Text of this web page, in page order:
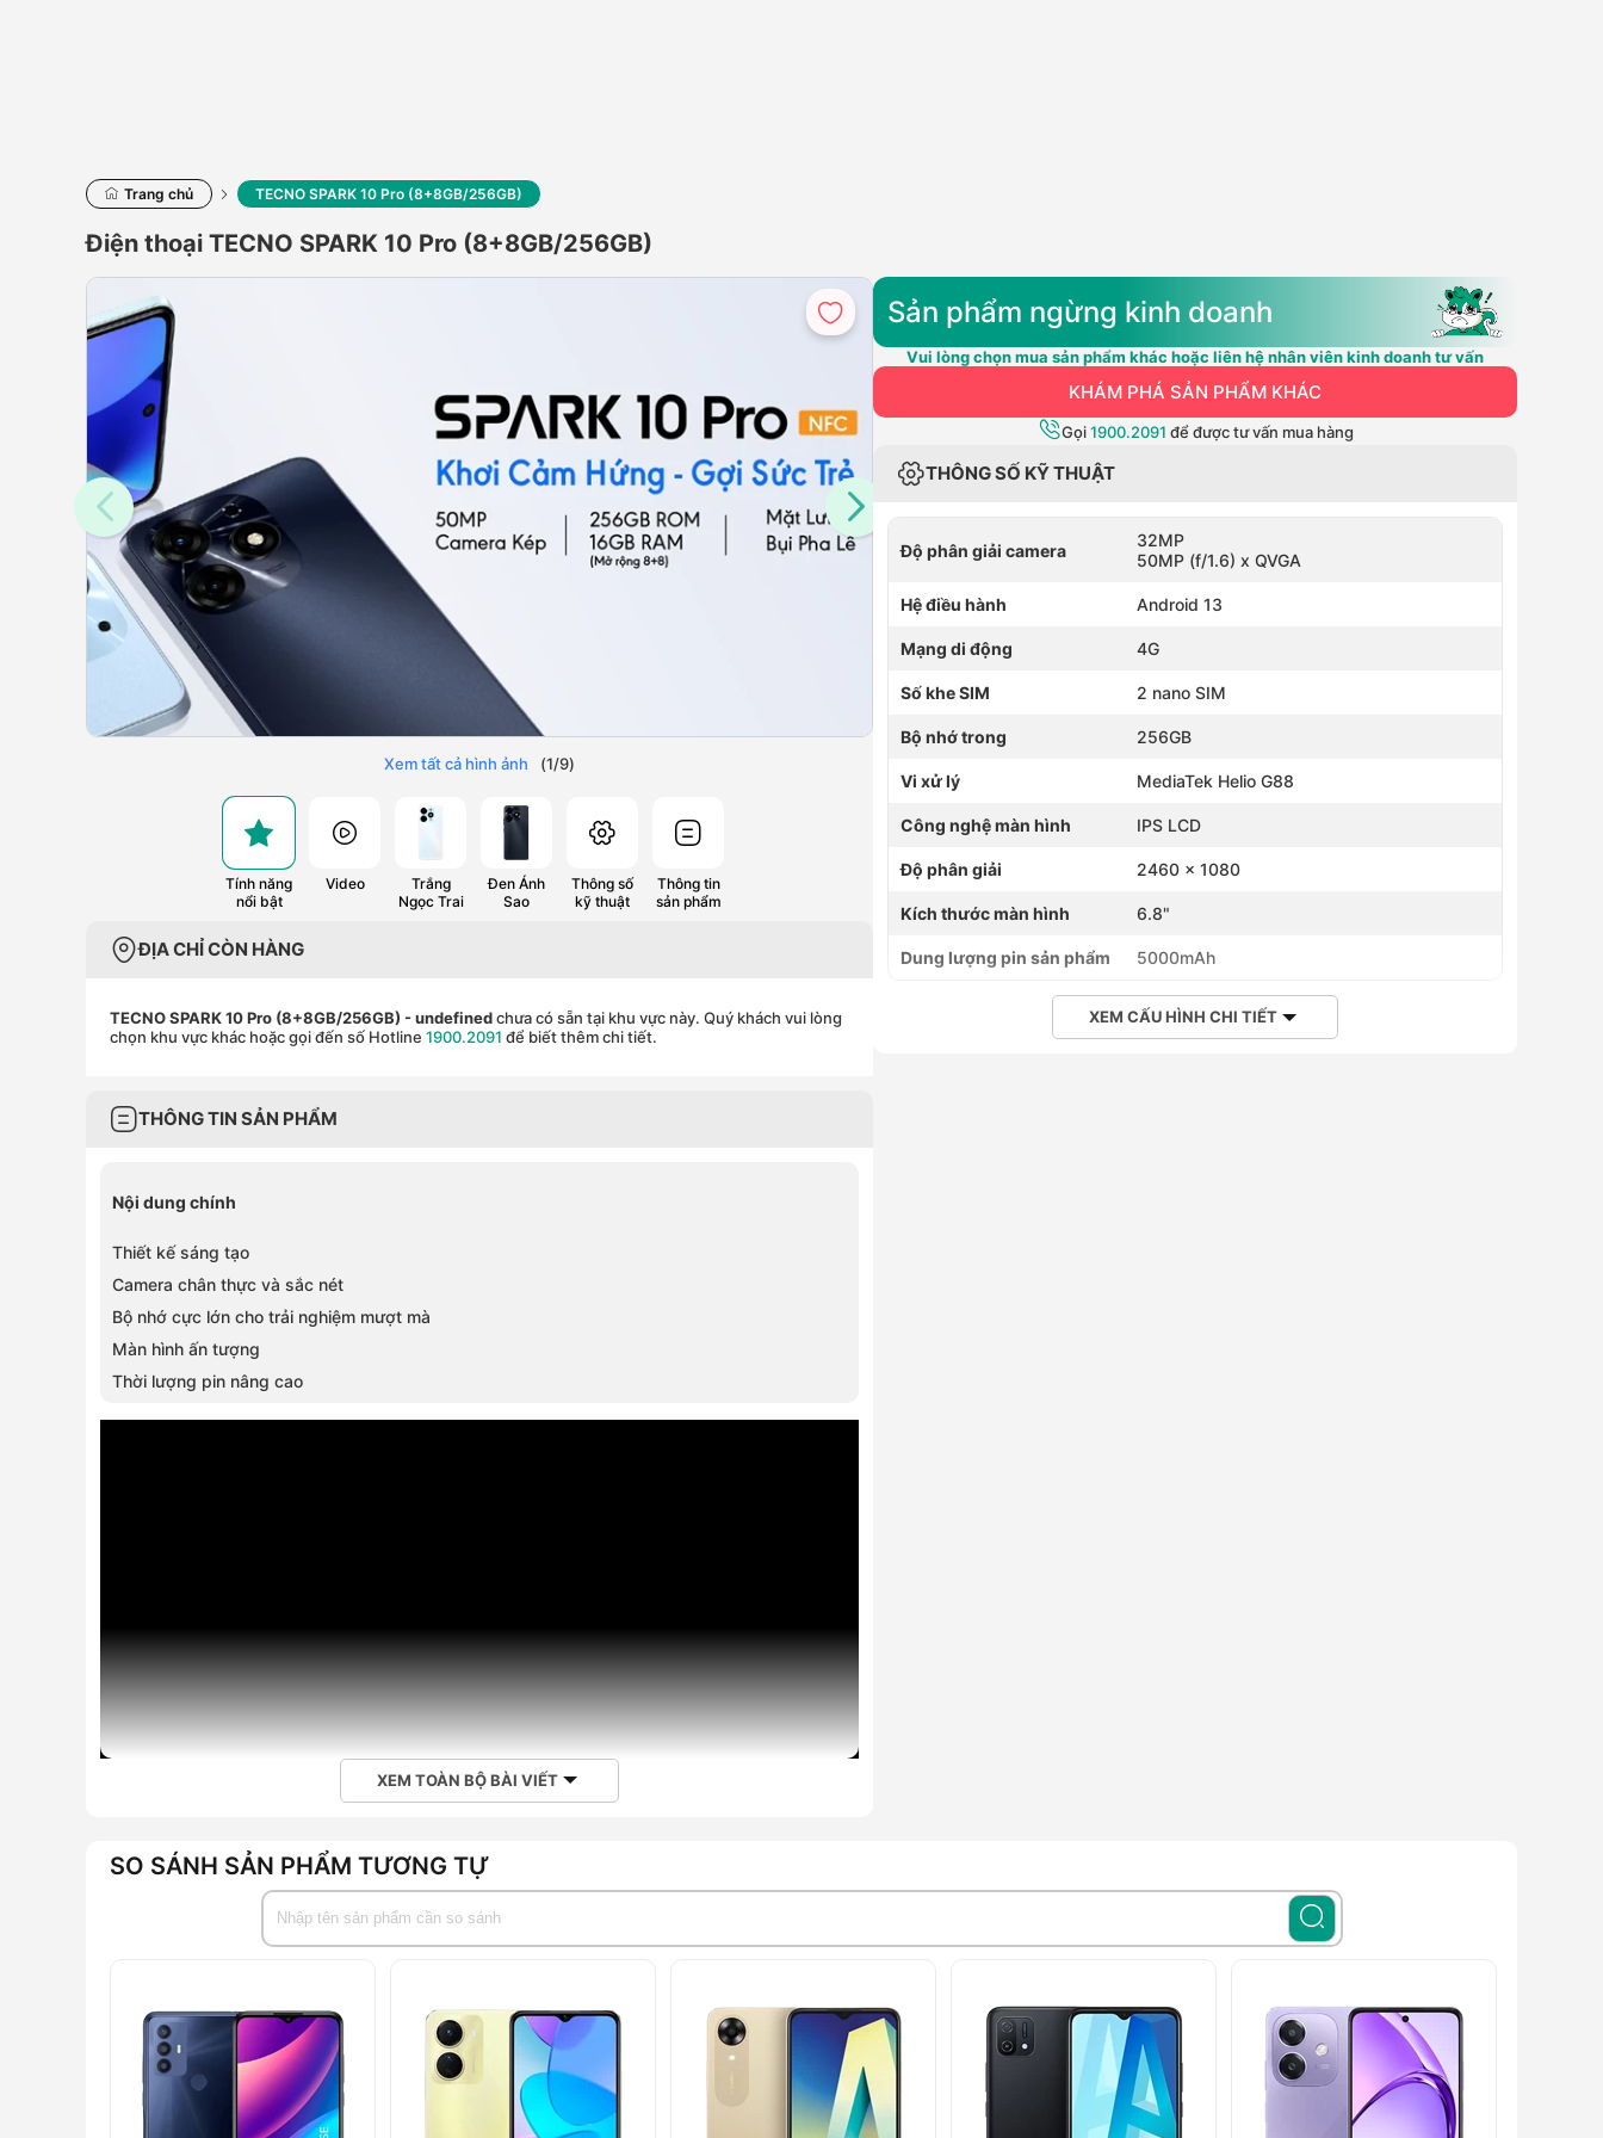
Trang chủ TECNO SPARK 10 Pro (8+8GB/256GB)
Điện thoại TECNO SPARK 10 Pro (8+8GB/256GB)
Xem tất cả hình ảnh (1/9)
Tính năng
nổi bật
Video
Trắng
Ngọc Trai
Đen Ánh
Sao
Thông số
kỹ thuật
Thông tin
sản phẩm
ĐỊA CHỈ CÒN HÀNG
TECNO SPARK 10 Pro (8+8GB/256GB) - undefinedchưa có sẵn tại khu vực này. Quý khách vui lòng
chọn khu vực khác hoặc gọi đến số Hotline 1900.2091 để biết thêm chi tiết.
THÔNG TIN SẢN PHẨM
Nội dung chính
Thiết kế sáng tạo
Camera chân thực và sắc nét
Bộ nhớ cực lớn cho trải nghiệm mượt mà
Màn hình ấn tượng
Thời lượng pin nâng cao
Mua điện thoại di động TECNO SPARK 10 Pro (8GB/256GB) chính hãng giá rẻ tại Hoàng Hà
Mobile
khúc giá rẻ, nhưng thiết kế và chất lượng lại vượt ngoài mong đợi.
Thiết kế sáng tạo
XEM TOÀN BỘ BÀI VIẾT
Sản phẩm ngừng kinh doanh
Vui lòng chọn mua sản phẩm khác hoặc liên hệ nhân viên kinh doanh tư vấn
KHÁM PHÁ SẢN PHẨM KHÁC
Gọi1900.2091 để được tư vấn mua hàng
THÔNG SỐ KỸ THUẬT
Độ phân giải camera
32MP
50MP (f/1.6) x QVGA
Hệ điều hành Android 13
Mạng di động 4G
Số khe SIM 2 nano SIM
Bộ nhớ trong 256GB
Vi xử lý MediaTek Helio G88
Công nghệ màn hình IPS LCD
Độ phân giải 2460 x 1080
Kích thước màn hình 6.8"
Dung lượng pin sản phẩm 5000mAh
XEM CẤU HÌNH CHI TIẾT
SO SÁNH SẢN PHẨM TƯƠNG TỰ